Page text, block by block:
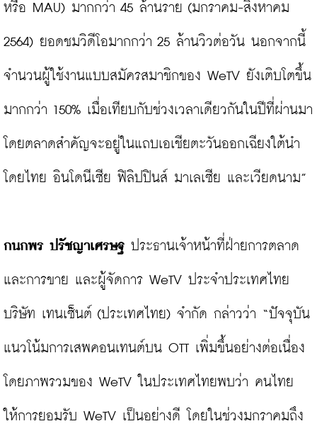
หรือ MAU) มากกว่า 45 ล้านราย (มกราคม-สิงหาคม
2564) ยอดชมวิดีโอมากกว่า 25 ล้านวิวต่อวัน นอกจากนี้
จำนวนผู้ใช้งานแบบสมัครสมาชิกของ WeTV ยังเติบโตขึ้น
มากกว่า 150% เมื่อเทียบกับช่วงเวลาเดียวกันในปีที่ผ่านมา
โดยตลาดสำคัญจะอยู่ในแถบเอเชียตะวันออกเฉียงใต้นำ
โดยไทย อินโดนีเซีย ฟิลิปปินส์ มาเลเซีย และเวียดนาม”
กนกพร ปรัชญาเศรษฐ ประธานเจ้าหน้าที่ฝ่ายการตลาด
และการขาย และผู้จัดการ WeTV ประจำประเทศไทย
บริษัท เทนเซ็นต์ (ประเทศไทย) จำกัด กล่าวว่า “ปัจจุบัน
แนวโน้มการเสพคอนเทนต์บน OTT เพิ่มขึ้นอย่างต่อเนื่อง
โดยภาพรวมของ WeTV ในประเทศไทยพบว่า คนไทย
ให้การยอมรับ WeTV เป็นอย่างดี โดยในช่วงมกราคมถึง